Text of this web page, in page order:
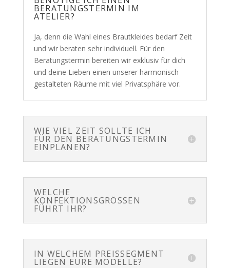
BERATUNGSTERMIN IM
ATELIER?
Ja, denn die Wahl eines Brautkleides bedarf Zeit
und wir beraten sehr individuell. Für den
Beratungstermin bereiten wir exklusiv für dich
und deine Lieben einen unserer harmonisch
gestalteten Räume mit viel Privatsphäre vor.
WIE VIEL ZEIT SOLLTE ICH
FÜR DEN BERATUNGSTERMIN
EINPLANEN?
WELCHE
KONFEKTIONSGRÖSSEN F
ÜHRT IHR?
IN WELCHEM PREISSEGMENT
LIEGEN EURE MODELLE?